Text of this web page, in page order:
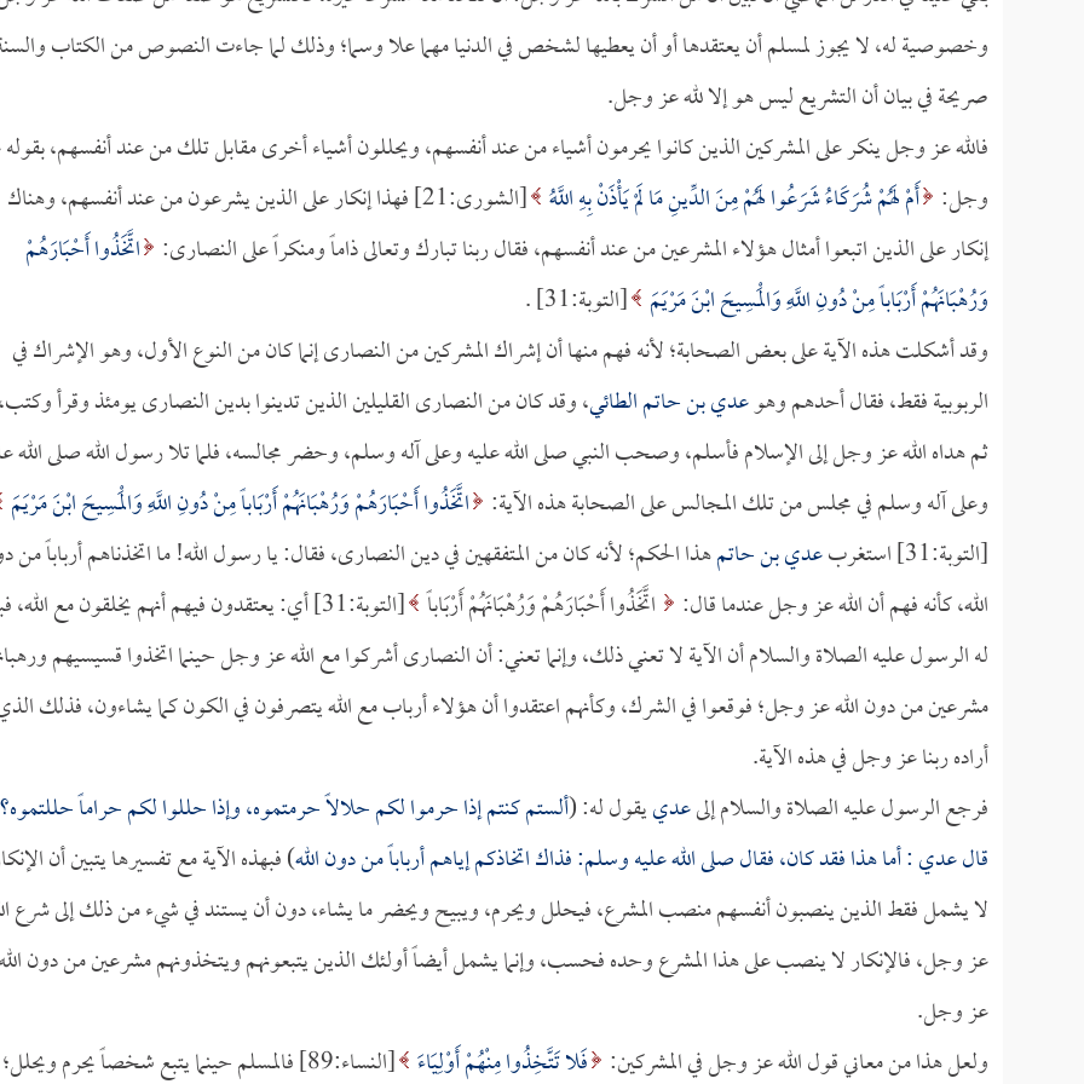
وخصوصية له، لا يجوز لمسلم أن يعتقدها أو أن يعطيها لشخص في الدنيا مهما علا وسما؛ وذلك لما جاءت النصوص من الكتاب
صريحة في بيان أن التشريع ليس هو إلا لله عز وجل.
فالله عز وجل ينكر على المشركين الذين كانوا يحرمون أشياء من عند أنفسهم، ويحللون أشياء أخرى مقابل تلك من عند أنفسهم،
وجل: أَمْ لَهُمْ شُرَكَاءُ شَرَعُوا لَهُمْ مِنَ الدِّينِ مَا لَمْ يَأْذَنْ بِهِ اللَّهُ
[الشورى:21] فهذا إنكار على الذين يشرعون من عند أنفسهم، وهناك
إنكار على الذين اتبعوا أمثال هؤلاء المشرعين من عند أنفسهم، فقال ربنا تبارك وتعالى ذاماً ومنكراً على النصارى: اتَّخَذُوا أَحْبَارَهُمْ
وَرُهْبَانَهُمْ أَرْبَاباً مِنْ دُونِ اللَّهِ وَالْمَسِيحَ ابْنَ مَرْيَمَ [التوبة:31] .
وقد أشكلت هذه الآية على بعض الصحابة؛ لأنه فهم منها أن إشراك المشركين من النصارى إنما كان من النوع الأول، وهو الإشراك في
الربوبية فقط، فقال أحدهم وهوعدي بن حاتم الطائي، وقد كان من النصارى القليلين الذين تدينوا بدين النصارى يومئذ وقرأ وكتب،
ثم هداه الله عز وجل إلى الإسلام فأسلم، وصحب النبي صلى الله عليه وعلى آله وسلم، وحضر مجالسه، فلما تلا رسول الله صلى الله
وعلى آله وسلم في مجلس من تلك المجالس على الصحابة هذه الآية: اتَّخَذُوا أَحْبَارَهُمْ وَرُهْبَانَهُمْ أَرْبَاباً مِنْ دُونِ اللَّهِ وَالْمَسِيحَ ابْنَ مَرْيَمَ
[التوبة:31] استغرب
عدي بن حاتمهذا الحكم؛ لأنه كان من المتفقهين في دين النصارى، فقال: يا رسول الله! ما اتخذناهم أرباباً من
الله، كأنه فهم أن الله عز وجل عندما قال:
اتَّخَذُوا أَحْبَارَهُمْ وَرُهْبَانَهُمْ أَرْبَاباً
[التوبة:31] أي: يعتقدون فيهم أنهم يخلقون مع الله،
له الرسول عليه الصلاة والسلام أن الآية لا تعني ذلك، وإنما تعني: أن النصارى أشركوا مع الله عز وجل حينما اتخذوا قسيسيهم
مشرعين من دون الله عز وجل؛ فوقعوا في الشرك، وكأنهم اعتقدوا أن هؤلاء أرباب مع الله يتصرفون في الكون كما يشاءون، فذلك
أراده ربنا عز وجل في هذه الآية.
فرجع الرسول عليه الصلاة والسلام إلىعدييقول له: (ألستم كنتم إذا حرموا لكم حلالاً حرمتموه، وإذا حللوا لكم حراماً حللتموه؟
قالعدي: أما هذا فقد كان، فقال صلى الله عليه وسلم: فذاك اتخاذكم إياهم أرباباً من دون الله) فبهذه الآية مع تفسيرها يتبين أن
لا يشمل فقط الذين ينصبون أنفسهم منصب المشرع، فيحلل ويحرم، ويبيح ويحضر ما يشاء، دون أن يستند في شيء من ذلك إلى شرع
عز وجل، فالإنكار لا ينصب على هذا المشرع وحده فحسب، وإنما يشمل أيضاً أولئك الذين يتبعونهم ويتخذونهم مشرعين من دون
عز وجل.
ولعل هذا من معاني قول الله عز وجل في المشركين: فَلا تَتَّخِذُوا مِنْهُمْ أَوْلِيَاءَ [النساء:89] فالمسلم حينما يتبع شخصاً يحرم ويحلل؛